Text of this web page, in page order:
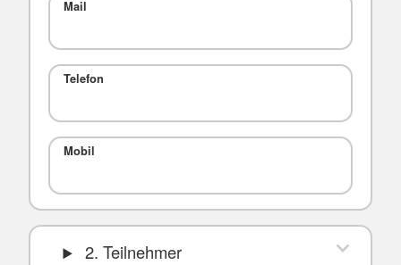
Mail
Telefon
Mobil
2. Teilnehmer